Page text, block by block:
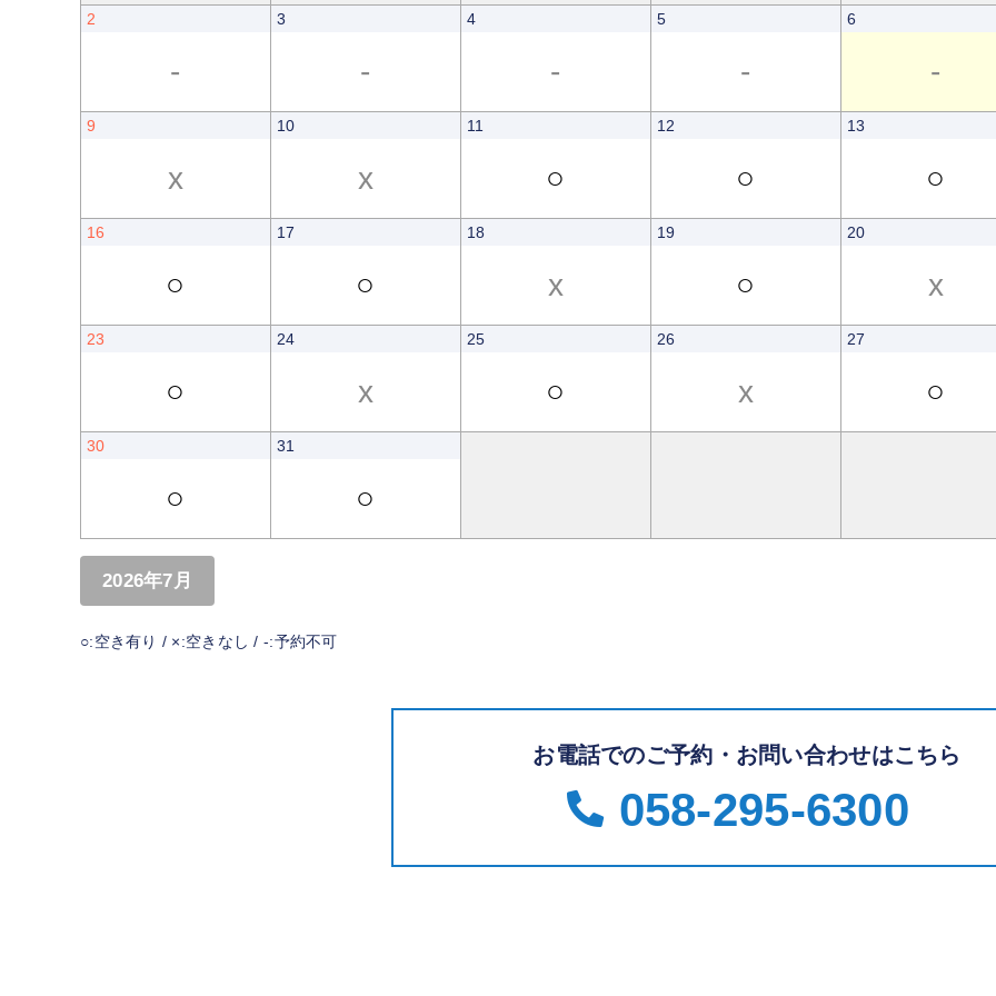
2
-
3
-
4
-
5
-
6
-
9
x
10
x
11
○
12
○
13
○
16
○
17
○
18
x
19
○
20
x
23
○
24
x
25
○
26
x
27
○
30
○
31
○
2026年7月
○:空き有り / ×:空きなし / -:予約不可
お電話でのご予約・お問い合わせはこちら
058-295-6300